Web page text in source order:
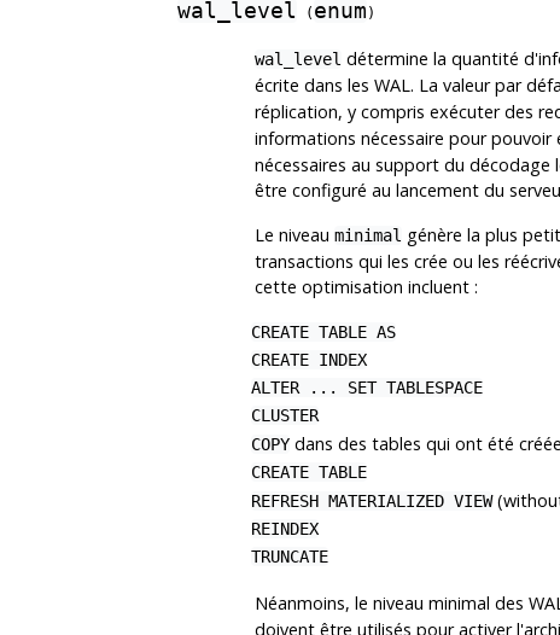
wal_level ( enum )
wal_level détermine la quantité
écrite dans les WAL. La valeur par
réplication, y compris exécuter des
informations nécessaire pour
nécessaires au support du décodage
être configuré au lancement du
Le niveau minimal génère la plus
transactions qui les crée ou les
cette optimisation incluent :
CREATE TABLE AS
CREATE INDEX
ALTER ... SET TABLESPACE
CLUSTER
COPYdans des tables qui ont été
CREATE TABLE
REFRESH MATERIALIZED VIEW
REINDEX
TRUNCATE
Néanmoins, le niveau minimal des
doivent être utilisés pour activer